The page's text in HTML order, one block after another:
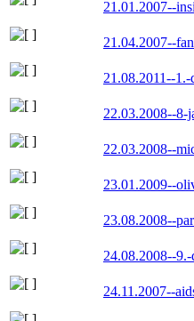
21.01.2007--
21.04.2007--
21.08.2011--
22.03.2008--8-
22.03.2008--
23.01.2009--
23.08.2008--
24.08.2008--
24.11.2007--